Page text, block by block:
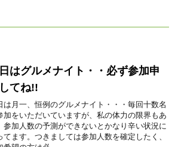
はグルメナイト・・必ず参加申
てね!!
は月一、恒例のグルメナイト・・・毎回十数名
加をいただいていますが、私の体力の限界もあ
参加人数の予測ができないとかなり辛い状況に
てます。つきましては参加人数を確定したく、